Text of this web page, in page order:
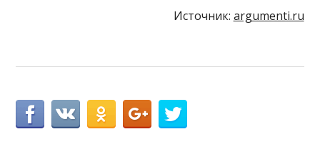
Источник: argumenti.ru